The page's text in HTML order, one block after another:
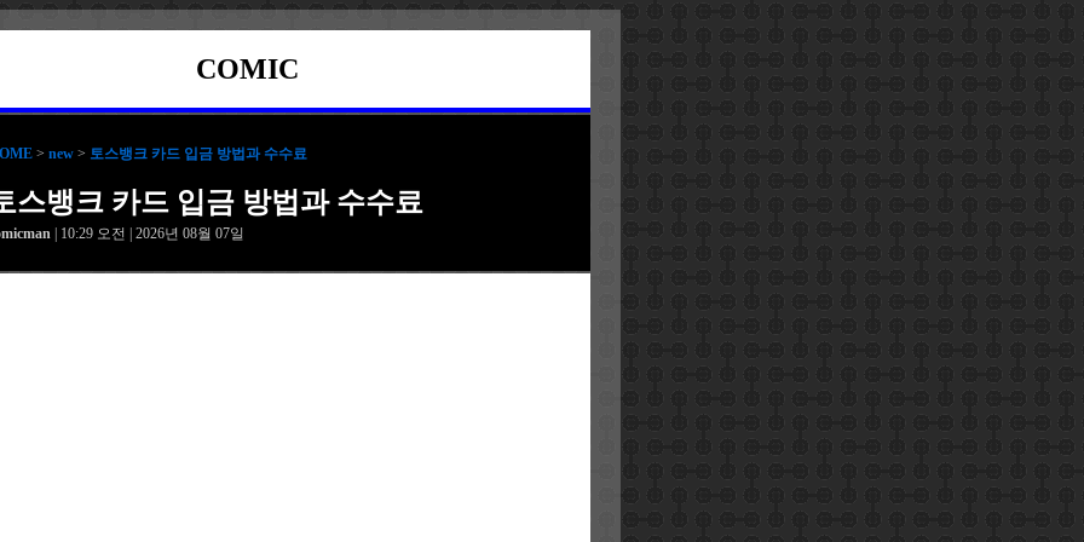
COMIC
> new > 토스뱅크 카드 입금 방법과 수수료
스뱅크 카드 입금 방법과 수수료
| 10:29 오전 | 2026년 08월 07일